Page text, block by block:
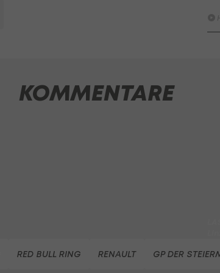
KOMMENTARE
RED BULL RING RENAULT GP DER